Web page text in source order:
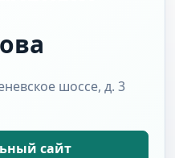
шоссе, д. 3
сайт